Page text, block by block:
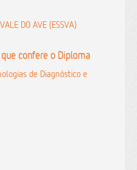
DO AVE (ESSVA)
confere o Diploma
de Diagnóstico e